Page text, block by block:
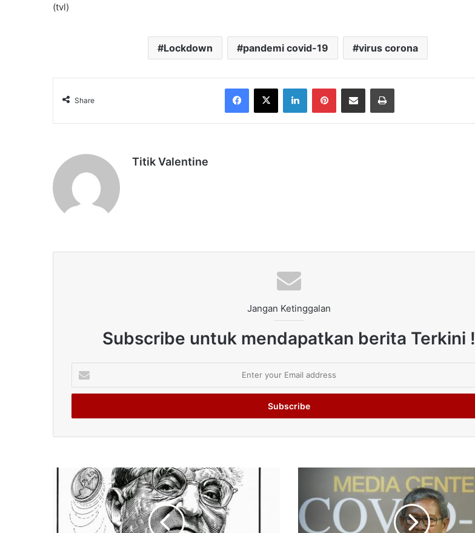
(tvl)
Lockdown pandemi covid-19 virus corona
Share
Facebook
X LinkedInPinterestShare via Email Print
Titik Valentine
Jangan Ketinggalan
Subscribe untuk mendapatkan berita Terkini !
your
Email